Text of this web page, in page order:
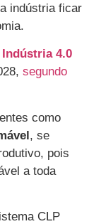
indústria ficar
Indústria 4.0
segundo
como
, se
pois
a toda
CLP